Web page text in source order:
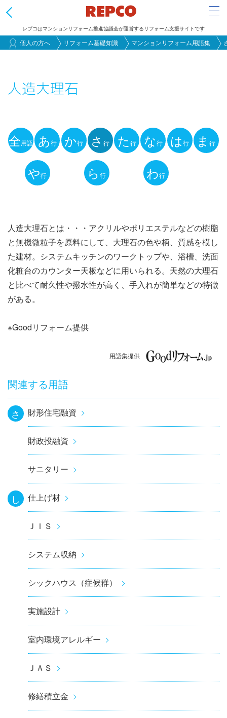
レプコはマンションリフォーム推進協議会が運営するリフォーム支援サイトです
個人の方へ リフォーム基礎知識 マンションリフォーム用語集
人造大理石
用
ナ
ビ
ゲ
ー
シ
全用語 あ行 か行 さ行 た 行 な行 は行 ま行
や行 ら 行 わ行
人造大理石とは・・・アクリルやポリエステルなどの樹脂
と無機微粒子を原料にして、大理石の色や柄、質感を模し
た建材。システムキッチンのワークトップや、浴槽、洗面
化粧台のカウンター天板などに用いられる。天然の大理石
と比べて耐久性や撥水性が高く、手入れが簡単などの特徴
がある。
※Goodリフォーム提供
用語集提供
関連する用語
さ 財形住宅融資
財政投融資
サニタリー
し 仕上げ材
ＪＩＳ
システム収納
シックハウス（症候群）
実施設計
室内環境アレルギー
ＪＡＳ
修繕積立金